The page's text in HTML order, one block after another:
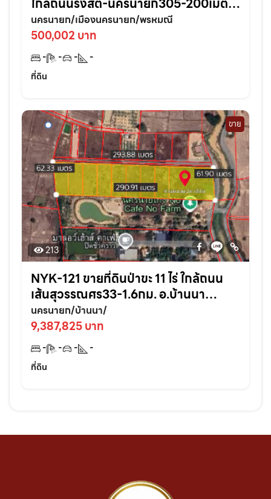
ใกล้ถนนรังสิต-นครนายก305-200เมตร
อ.เมืองนครนายก
นครนายก/เมืองนครนายก/พรหมณี
500,002 บาท
- - -
-
ที่ดิน
ขาย
213
NYK-121 ขายที่ดินป่าขะ 11 ไร่ ใกล้ถนน
เส้นสุวรรณศร33-1.6กม. อ.บ้านนา
จ.นครนายก
นครนายก/บ้านนา/
9,387,825 บาท
- - -
-
ที่ดิน